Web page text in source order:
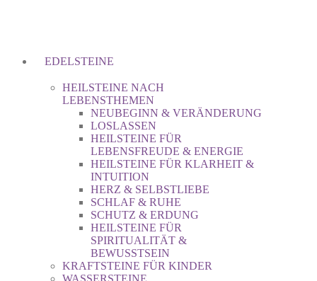
EDELSTEINE
HEILSTEINE NACH
LEBENSTHEMEN
NEUBEGINN & VERÄNDERUNG
LOSLASSEN
HEILSTEINE FÜR
LEBENSFREUDE & ENERGIE
HEILSTEINE FÜR KLARHEIT &
INTUITION
HERZ & SELBSTLIEBE
SCHLAF & RUHE
SCHUTZ & ERDUNG
HEILSTEINE FÜR
SPIRITUALITÄT &
BEWUSSTSEIN
KRAFTSTEINE FÜR KINDER
WASSERSTEINE